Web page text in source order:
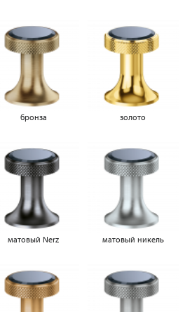
бронза золото
матовый Nerz матовый никель